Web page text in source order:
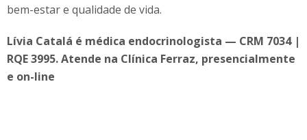
bem-estar e qualidade de vida.
Lívia Catalá é médica endocrinologista — CRM 7034 |
RQE 3995. Atende na Clínica Ferraz, presencialmente
e on-line